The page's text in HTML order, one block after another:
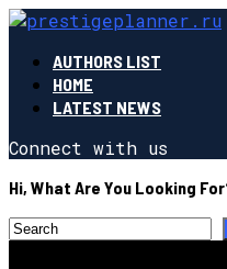
AUTHORS LIST
HOME
LATEST NEWS
Connect with us
Hi, What Are You Looking